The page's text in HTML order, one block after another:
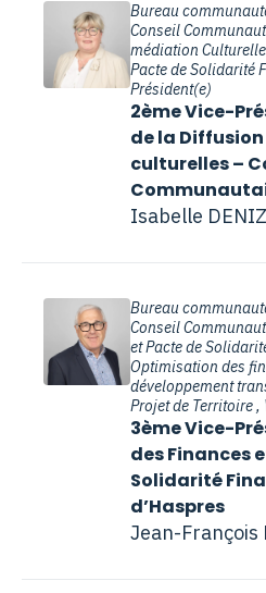
Bureau
Conseil
médiation
Pacte de Solidarité
Président(e)
2ème Vice-
de la
culturelles –
Isabelle
Bureau
Conseil
et Pacte de
Optimisation des
développement
Projet de Territoire ,
3ème Vice-
des Finances
Solidarité
d’Haspres
Jean-François